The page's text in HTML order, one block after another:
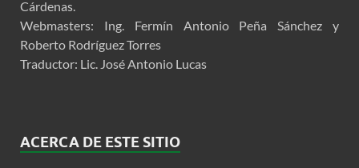
Cárdenas.
Webmasters: Ing. Fermín Antonio Peña Sánchez y
Roberto Rodríguez Torres
Traductor: Lic. José Antonio Lucas
ACERCA DE ESTE SITIO